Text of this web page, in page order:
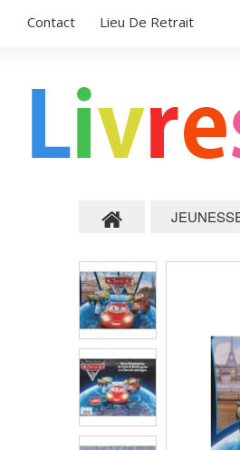
Contact Lieu De Retrait